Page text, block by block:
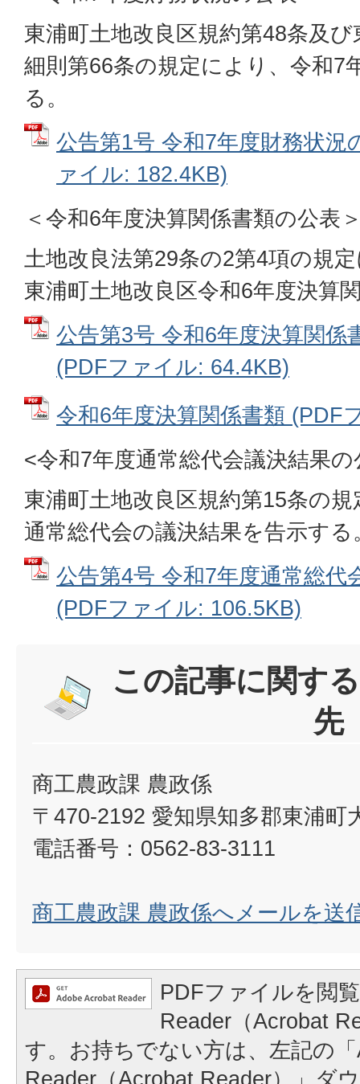
東浦町土地改良区規約第48条及
細則第66条の規定により、令和7
る。
公告第1号 令和7年度財務状況
ァイル: 182.4KB)
＜令和6年度決算関係書類の公表
土地改良法第29条の2第4項の規
東浦町土地改良区令和6年度決算
公告第3号 令和6年度決算関係
(PDFファイル: 64.4KB)
令和6年度決算関係書類 (PDF
<令和7年度通常総代会議決結果の
東浦町土地改良区規約第15条の
通常総代会の議決結果を告示する
公告第4号 令和7年度通常総代
(PDFファイル: 106.5KB)
この記事に関す
先
商工農政課 農政係
〒470-2192 愛知県知多郡東浦町
電話番号：0562-83-3111
商工農政課 農政係へメールを送
PDFファイルを閲
Reader（Acrobat
す。お持ちでない方は、左記の
Reader（Acrobat Reader）」ダ